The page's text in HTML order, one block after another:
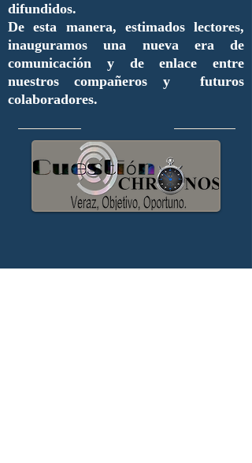
difundidos.
De esta manera, estimados lectores,
inauguramos una nueva era de
comunicación y de enlace entre
nuestros compañeros y futuros
colaboradores.